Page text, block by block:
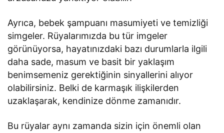
Ayrıca, bebek şampuanı masumiyeti ve temizliği
simgeler. Rüyalarımızda bu tür imgeler
görünüyorsa, hayatınızdaki bazı durumlarla ilgili
daha sade, masum ve basit bir yaklaşım
benimsemeniz gerektiğinin sinyallerini alıyor
olabilirsiniz. Belki de karmaşık ilişkilerden
uzaklaşarak, kendinize dönme zamanıdır.
Bu rüyalar aynı zamanda sizin için önemli olan